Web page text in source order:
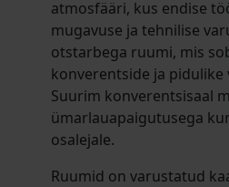
atmosfääri, kus endise
mugavuse ja tehnilise
otstarbega ruumi, mis
konverentside ja
Suurim konverentsisaal
ümarlauapaigutusega
osalejale.
Ruumid on varustatud